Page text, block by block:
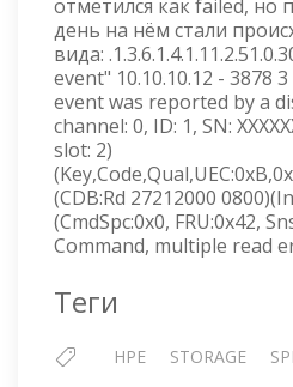
отметился как failed, но
день на нём стали
вида:
event" 10.10.10.12 - 3878
event was reported by a
channel: 0, ID: 1, SN:
slot: 2)
(CDB:Rd 27212000
(CmdSpc:0x0, FRU:0x42,
Command, multiple read
Теги
HPE STORAGE